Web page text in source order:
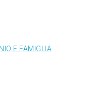
E FAMIGLIA